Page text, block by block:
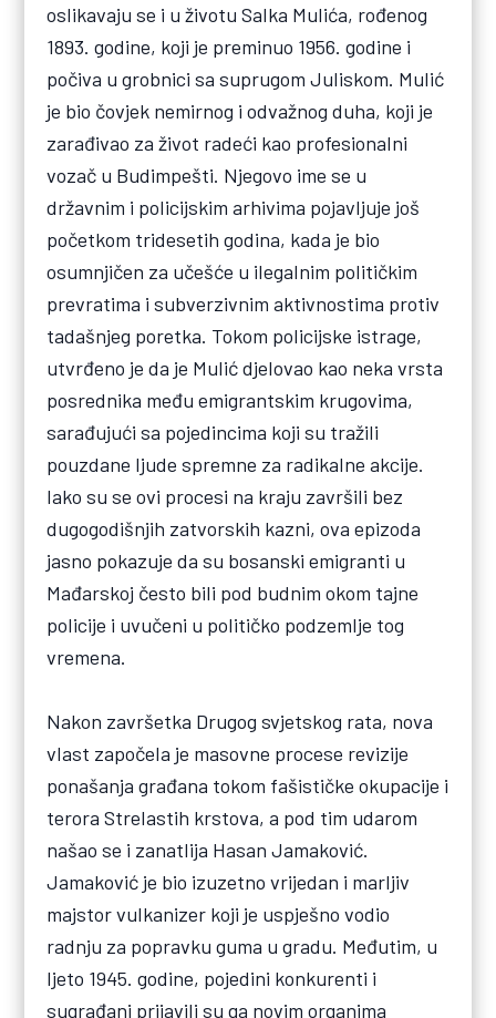
oslikavaju se i u životu Salka Mulića, rođenog
1893. godine, koji je preminuo 1956. godine i
počiva u grobnici sa suprugom Juliskom. Mulić
je bio čovjek nemirnog i odvažnog duha, koji je
zarađivao za život radeći kao profesionalni
vozač u Budimpešti. Njegovo ime se u
državnim i policijskim arhivima pojavljuje još
početkom tridesetih godina, kada je bio
osumnjičen za učešće u ilegalnim političkim
prevratima i subverzivnim aktivnostima protiv
tadašnjeg poretka. Tokom policijske istrage,
utvrđeno je da je Mulić djelovao kao neka vrsta
posrednika među emigrantskim krugovima,
sarađujući sa pojedincima koji su tražili
pouzdane ljude spremne za radikalne akcije.
Iako su se ovi procesi na kraju završili bez
dugogodišnjih zatvorskih kazni, ova epizoda
jasno pokazuje da su bosanski emigranti u
Mađarskoj često bili pod budnim okom tajne
policije i uvučeni u političko podzemlje tog
vremena.
Nakon završetka Drugog svjetskog rata, nova
vlast započela je masovne procese revizije
ponašanja građana tokom fašističke okupacije i
terora Strelastih krstova, a pod tim udarom
našao se i zanatlija Hasan Jamaković.
Jamaković je bio izuzetno vrijedan i marljiv
majstor vulkanizer koji je uspješno vodio
radnju za popravku guma u gradu. Međutim, u
ljeto 1945. godine, pojedini konkurenti i
sugrađani prijavili su ga novim organima